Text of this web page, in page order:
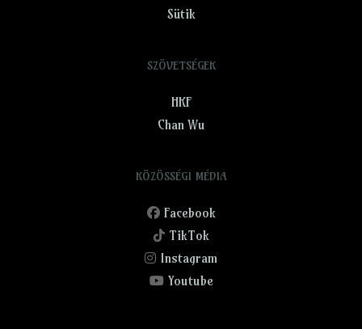
Sütik
SZÖVETSÉGEK
HKF
Chan Wu
KÖZÖSSÉGI MÉDIA
Facebook
TikTok
Instagram
Youtube